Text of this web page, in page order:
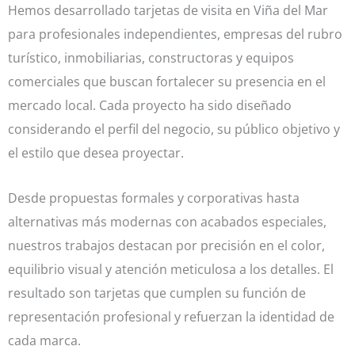
Hemos desarrollado tarjetas de visita en Viña del Mar
para profesionales independientes, empresas del rubro
turístico, inmobiliarias, constructoras y equipos
comerciales que buscan fortalecer su presencia en el
mercado local. Cada proyecto ha sido diseñado
considerando el perfil del negocio, su público objetivo y
el estilo que desea proyectar.
Desde propuestas formales y corporativas hasta
alternativas más modernas con acabados especiales,
nuestros trabajos destacan por precisión en el color,
equilibrio visual y atención meticulosa a los detalles. El
resultado son tarjetas que cumplen su función de
representación profesional y refuerzan la identidad de
cada marca.